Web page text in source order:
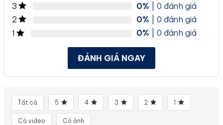
3
0% | 0 đánh giá
2
0% | 0 đánh giá
1
0% | 0 đánh giá
ĐÁNH GIÁ NGAY
Tất cả 5 4 3 2 1
Có video Có ảnh